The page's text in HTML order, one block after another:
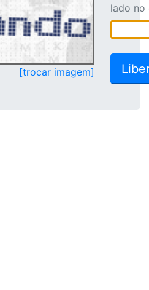
[trocar imagem]
lado no